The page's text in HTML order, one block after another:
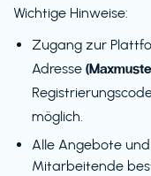
Wichtige Hinweise:
Zugang zur
Adresse
möglich.
Alle Angebote
Mitarbeitende